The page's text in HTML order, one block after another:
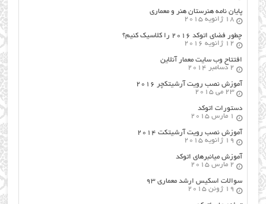
پایان نامه هنرستان هنر و معماري
18 ژانویه 2015
چطور فضای اتوکد ۲۰۱۶ را کلاسیک کنیم؟
12 ژانویه 2016
افتتاح وب سایت معمار آنلاین
2 دسامبر 2014
آموزش نصب رویت آرشیتکچر ۲۰۱۶
23 می 2015
دستورات اتوکد
1 مارس 2015
آموزش نصب رویت آرشیتکت ۲۰۱۴
19 ژانویه 2015
آموزش میانبرهای اتوکد
2 مارس 2015
سوالات اسکیس ارشد معماری ۹۳
19 ژوئن 2015